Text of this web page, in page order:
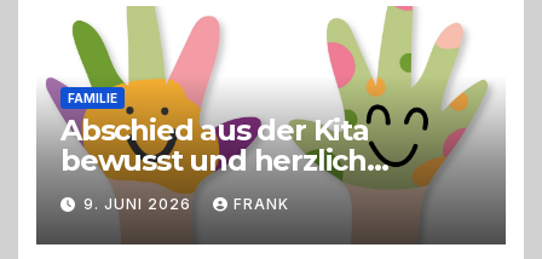
FAMILIE
Abschied aus der Kita
bewusst und herzlich
gestalten
9. JUNI 2026 FRANK